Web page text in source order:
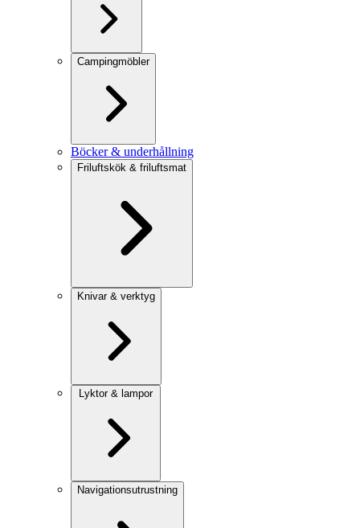
Campingmöbler
Böcker & underhållning
Friluftskök & friluftsmat
Knivar & verktyg
Lyktor & lampor
Navigationsutrustning